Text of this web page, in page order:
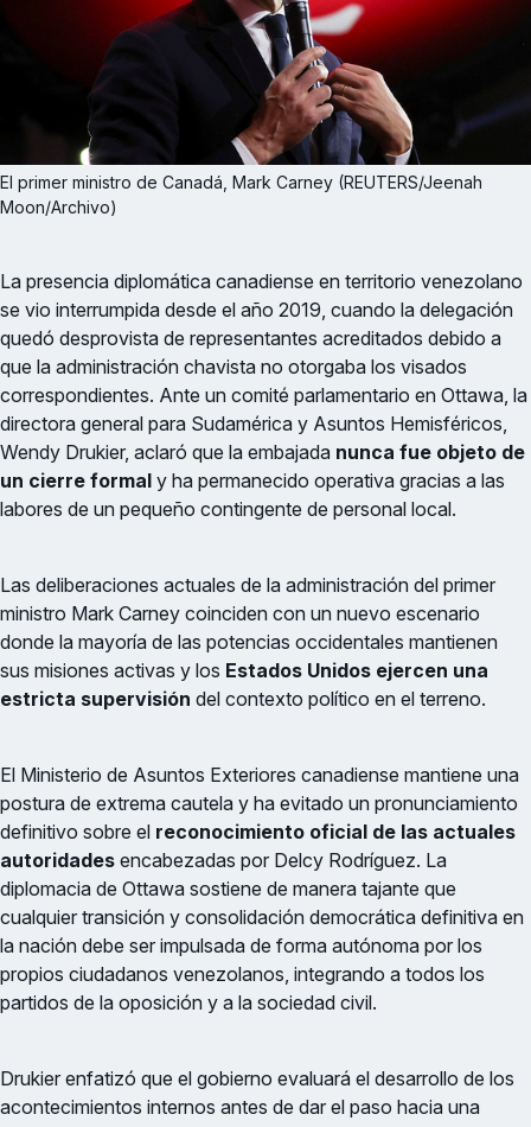
El primer ministro de Canadá, Mark Carney (REUTERS/Jeenah
Moon/Archivo)
La presencia diplomática canadiense en territorio venezolano
se vio interrumpida desde el año 2019, cuando la delegación
quedó desprovista de representantes acreditados debido a
que la administración chavista no otorgaba los visados
correspondientes. Ante un comité parlamentario en Ottawa, la
directora general para Sudamérica y Asuntos Hemisféricos,
Wendy Drukier, aclaró que la embajada nunca fue objeto de
un cierre formal y ha permanecido operativa gracias a las
labores de un pequeño contingente de personal local.
Las deliberaciones actuales de la administración del primer
ministro Mark Carney coinciden con un nuevo escenario
donde la mayoría de las potencias occidentales mantienen
sus misiones activas y los Estados Unidos ejercen una
estricta supervisión del contexto político en el terreno.
El Ministerio de Asuntos Exteriores canadiense mantiene una
postura de extrema cautela y ha evitado un pronunciamiento
definitivo sobre el reconocimiento oficial de las actuales
autoridades encabezadas por Delcy Rodríguez. La
diplomacia de Ottawa sostiene de manera tajante que
cualquier transición y consolidación democrática definitiva en
la nación debe ser impulsada de forma autónoma por los
propios ciudadanos venezolanos, integrando a todos los
partidos de la oposición y a la sociedad civil.
Drukier enfatizó que el gobierno evaluará el desarrollo de los
acontecimientos internos antes de dar el paso hacia una